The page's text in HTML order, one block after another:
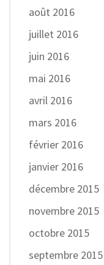
août 2016
juillet 2016
juin 2016
mai 2016
avril 2016
mars 2016
février 2016
janvier 2016
décembre 2015
novembre 2015
octobre 2015
septembre 2015